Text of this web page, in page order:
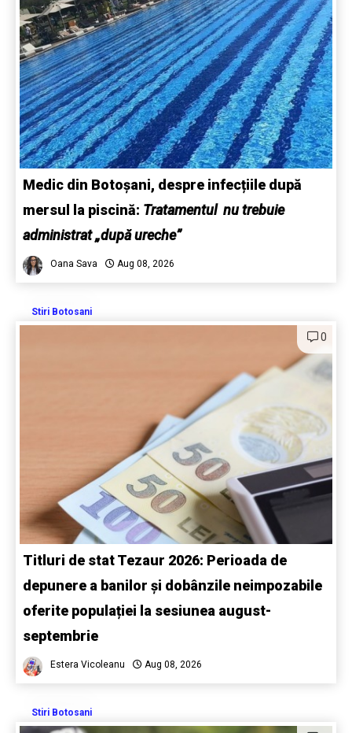
Medic din Botoșani, despre infecțiile după
mersul la piscină: Tratamentul nu trebuie
administrat „după ureche”
Oana Sava Aug 08, 2026
Stiri Botosani
0
Titluri de stat Tezaur 2026: Perioada de
depunere a banilor și dobânzile neimpozabile
oferite populației la sesiunea august-
septembrie
Estera Vicoleanu Aug 08, 2026
Stiri Botosani